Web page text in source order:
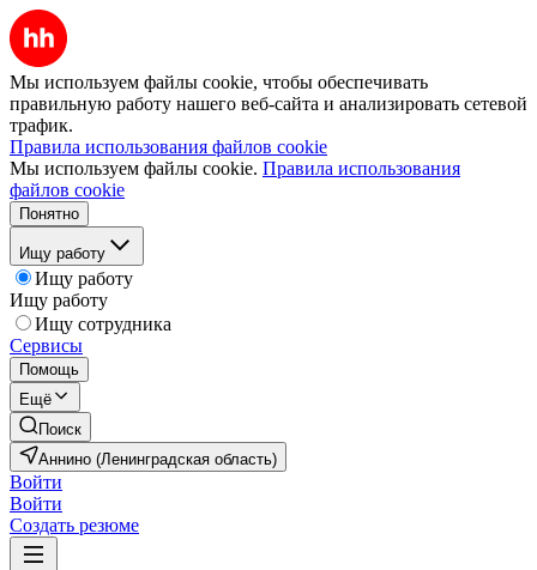
Мы используем файлы cookie, чтобы обеспечивать
правильную работу нашего веб-сайта и анализировать сетевой
трафик.
Правила использования файлов cookie
Мы используем файлы cookie. Правила использования
файлов cookie
Понятно
Ищу работу
Ищу работу
Ищу работу
Ищу сотрудника
Сервисы
Помощь
Ещё
Поиск
Аннино (Ленинградская область)
Войти
Войти
Создать резюме